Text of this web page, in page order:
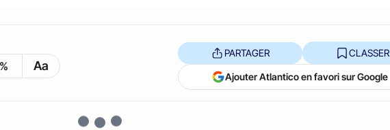
Aa
PARTAGER CLASSER
Ajouter Atlantico en favori sur Google